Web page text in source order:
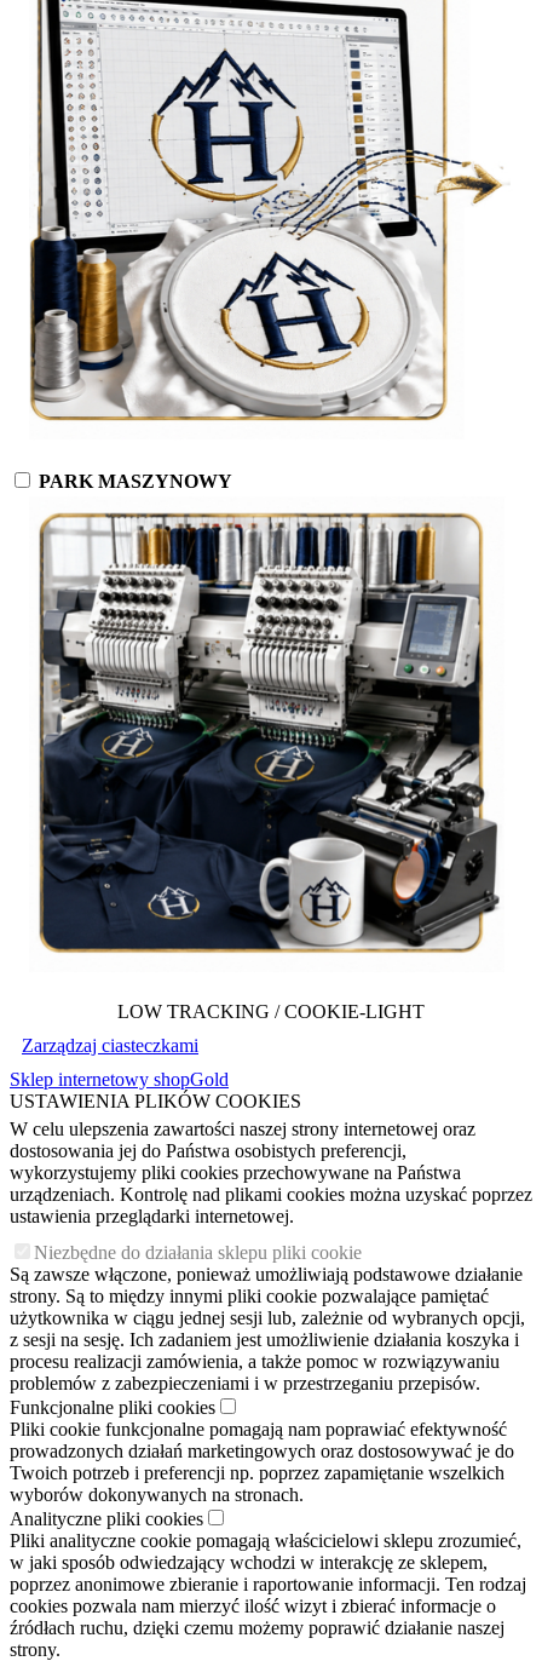
PARK MASZYNOWY
LOW TRACKING / COOKIE-LIGHT
Zarządzaj ciasteczkami
Sklep internetowy shopGold
USTAWIENIA PLIKÓW COOKIES
W celu ulepszenia zawartości naszej strony internetowej oraz
dostosowania jej do Państwa osobistych preferencji,
wykorzystujemy pliki cookies przechowywane na Państwa
urządzeniach. Kontrolę nad plikami cookies można uzyskać poprzez
ustawienia przeglądarki internetowej.
Niezbędne do działania sklepu pliki cookie
Są zawsze włączone, ponieważ umożliwiają podstawowe działanie
strony. Są to między innymi pliki cookie pozwalające pamiętać
użytkownika w ciągu jednej sesji lub, zależnie od wybranych opcji,
z sesji na sesję. Ich zadaniem jest umożliwienie działania koszyka i
procesu realizacji zamówienia, a także pomoc w rozwiązywaniu
problemów z zabezpieczeniami i w przestrzeganiu przepisów.
Funkcjonalne pliki cookies
Pliki cookie funkcjonalne pomagają nam poprawiać efektywność
prowadzonych działań marketingowych oraz dostosowywać je do
Twoich potrzeb i preferencji np. poprzez zapamiętanie wszelkich
wyborów dokonywanych na stronach.
Analityczne pliki cookies
Pliki analityczne cookie pomagają właścicielowi sklepu zrozumieć,
w jaki sposób odwiedzający wchodzi w interakcję ze sklepem,
poprzez anonimowe zbieranie i raportowanie informacji. Ten rodzaj
cookies pozwala nam mierzyć ilość wizyt i zbierać informacje o
źródłach ruchu, dzięki czemu możemy poprawić działanie naszej
strony.